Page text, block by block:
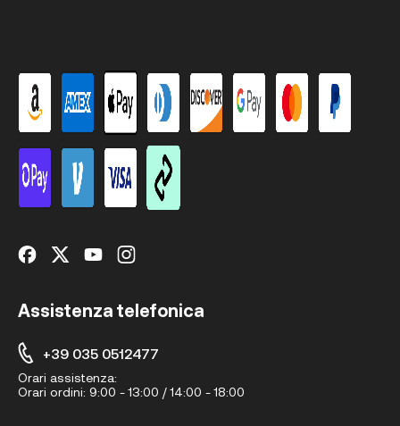
Assistenza telefonica
+39 035 0512477
Orari assistenza:
Orari ordini: 9:00 - 13:00 / 14:00 - 18:00